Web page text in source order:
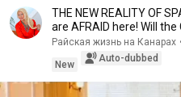
THE NEW REALITY OF
are AFRAID here! Will
n...
Райская жизнь на Канарах •
New
Auto-dubbed